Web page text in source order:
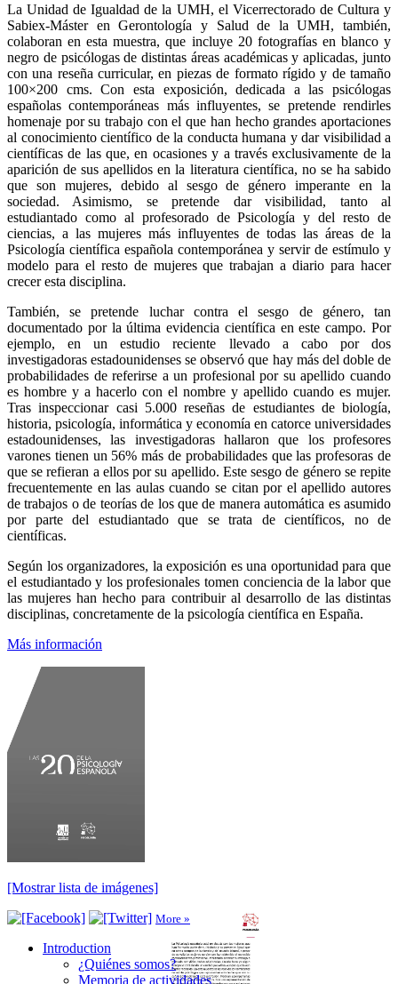
La Unidad de Igualdad de la UMH, el Vicerrectorado de Cultura y
Sabiex-Máster en Gerontología y Salud de la UMH, también,
colaboran en esta muestra, que incluye 20 fotografías en blanco y
negro de psicólogas de distintas áreas académicas y aplicadas, junto
con una reseña curricular, en piezas de formato rígido y de tamaño
100×200 cms. Con esta exposición, dedicada a las psicólogas
españolas contemporáneas más influyentes, se pretende rendirles
homenaje por su trabajo con el que han hecho grandes aportaciones
al conocimiento científico de la conducta humana y dar visibilidad a
científicas de las que, en ocasiones y a través exclusivamente de la
aparición de sus apellidos en la literatura científica, no se ha sabido
que son mujeres, debido al sesgo de género imperante en la
sociedad. Asimismo, se pretende dar visibilidad, tanto al
estudiantado como al profesorado de Psicología y del resto de
ciencias, a las mujeres más influyentes de todas las áreas de la
Psicología científica española contemporánea y servir de estímulo y
modelo para el resto de mujeres que trabajan a diario para hacer
crecer esta disciplina.
También, se pretende luchar contra el sesgo de género, tan
documentado por la última evidencia científica en este campo. Por
ejemplo, en un estudio reciente llevado a cabo por dos
investigadoras estadounidenses se observó que hay más del doble de
probabilidades de referirse a un profesional por su apellido cuando
es hombre y a hacerlo con el nombre y apellido cuando es mujer.
Tras inspeccionar casi 5.000 reseñas de estudiantes de biología,
historia, psicología, informática y economía en catorce universidades
estadounidenses, las investigadoras hallaron que los profesores
varones tienen un 56% más de probabilidades que las profesoras de
que se refieran a ellos por su apellido. Este sesgo de género se repite
frecuentemente en las aulas cuando se citan por el apellido autores
de trabajos o de teorías de los que de manera automática es asumido
por parte del estudiantado que se trata de científicos, no de
científicas.
Según los organizadores, la exposición es una oportunidad para que
el estudiantado y los profesionales tomen conciencia de la labor que
las mujeres han hecho para contribuir al desarrollo de las distintas
disciplinas, concretamente de la psicología científica en España.
Más información
[Mostrar lista de imágenes]
More »
Introduction
Introduction¿Quiénes somos?
Memoria de actividades